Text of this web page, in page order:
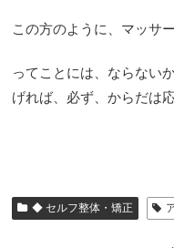
この方のように、マッサ
ってことには、ならない
げれば、必ず、からだは
◆ セルフ整体・矯正